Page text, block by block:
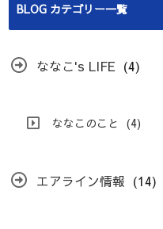
BLOG カテゴリー一覧
ななこ's LIFE (4)
ななこのこと (4)
エアライン情報 (14)